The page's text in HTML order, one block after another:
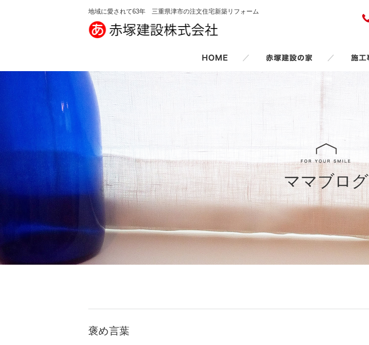
地域に愛されて63年 三重県津市の注文住宅新築リフォーム
／ ／
ママブログ
褒め言葉